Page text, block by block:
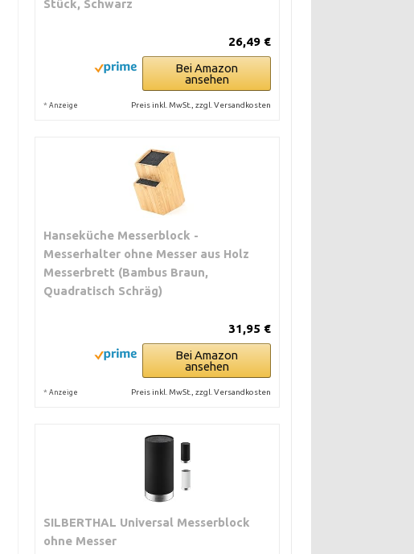
Stück, Schwarz
26,49 €
Bei Amazon
ansehen
* Anzeige Preis inkl. MwSt., zzgl. Versandkosten
Hanseküche Messerblock -
Messerhalter ohne Messer aus Holz
Messerbrett (Bambus Braun,
Quadratisch Schräg)
31,95 €
Bei Amazon
ansehen
* Anzeige Preis inkl. MwSt., zzgl. Versandkosten
SILBERTHAL Universal Messerblock
ohne Messer